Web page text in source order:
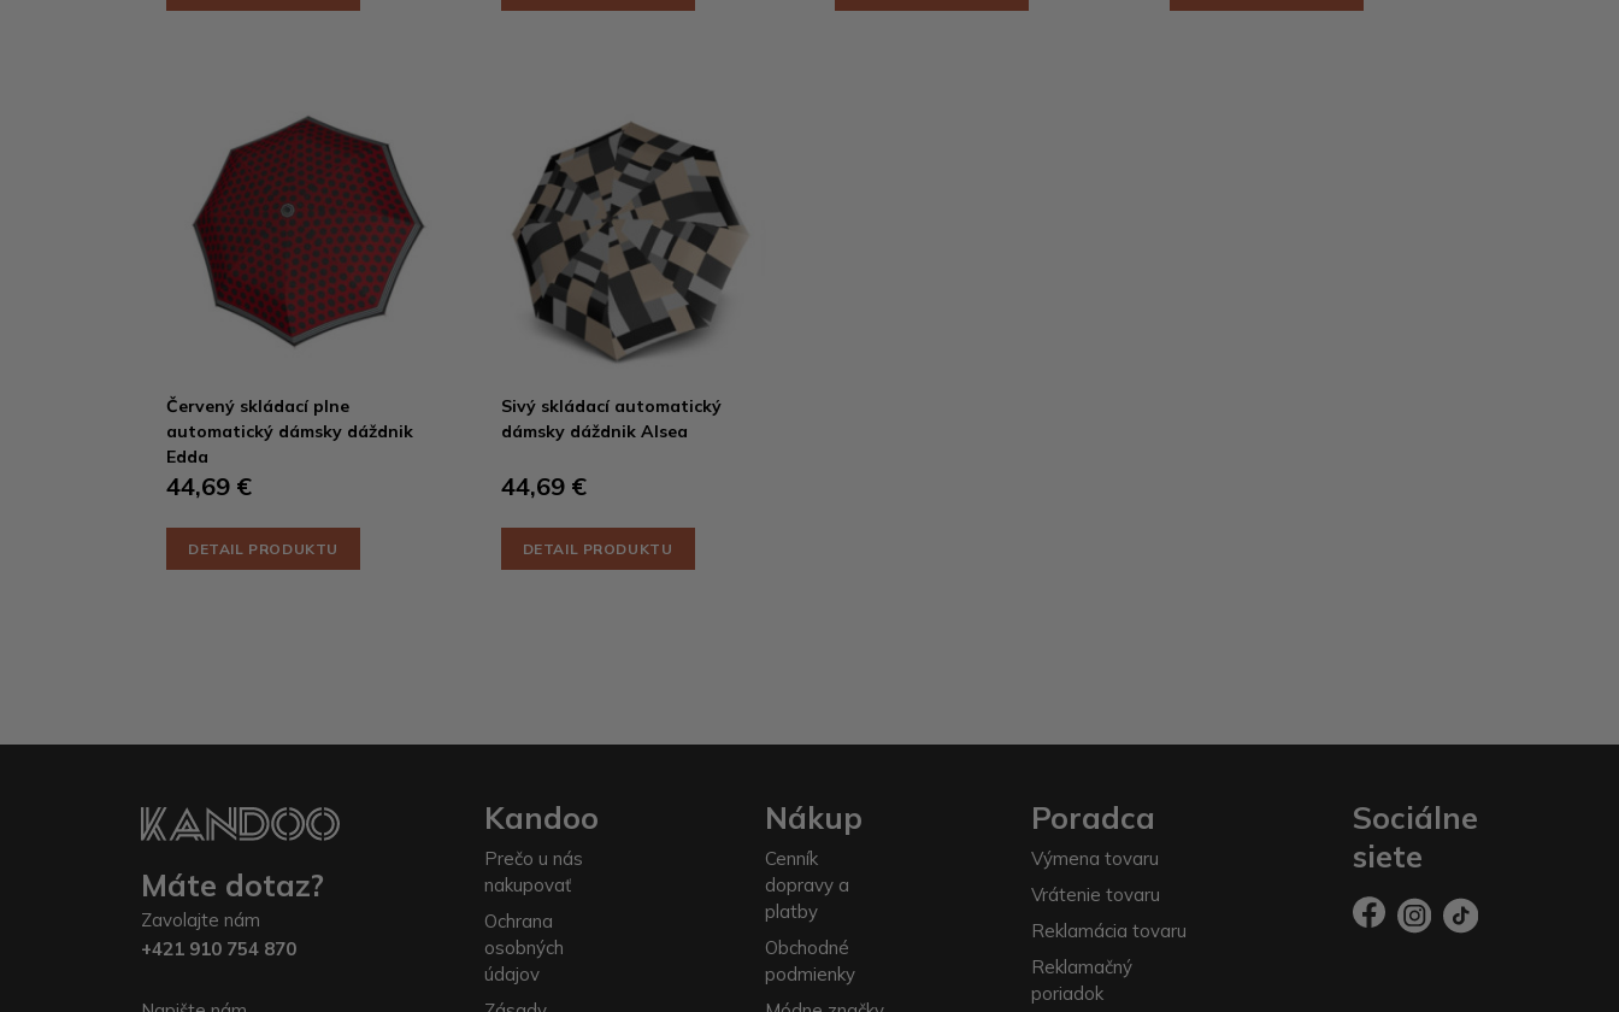
Červený skládací plne
automatický dámsky dáždnik
Edda
44,69 €
DETAIL PRODUKTU
Sivý skládací automatický
dámsky dáždnik Alsea
44,69 €
DETAIL PRODUKTU
Máte dotaz?
Zavolajte nám
+421 910 754 870
Kandoo
Prečo u nás
nakupovať
Ochrana
osobných
údajov
Nákup
Cenník
dopravy a
platby
Obchodné
podmienky
Poradca
Výmena tovaru
Vrátenie tovaru
Reklamácia tovaru
Reklamačný
poriadok
Sociálne
siete